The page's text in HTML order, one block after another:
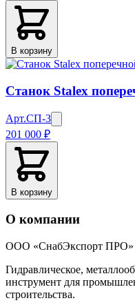
В корзину
Станок Stalex
Арт.СП-3
201 000 ₽
В корзину
О компании
ООО «СнабЭкспорт ПРО»
Гидравлическое,
инструмент для
строительства.